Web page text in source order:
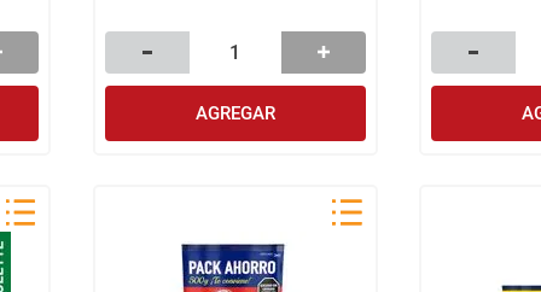
AGREGAR